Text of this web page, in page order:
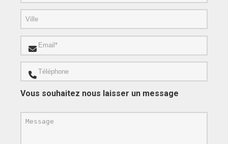
Vous souhaitez nous laisser un message